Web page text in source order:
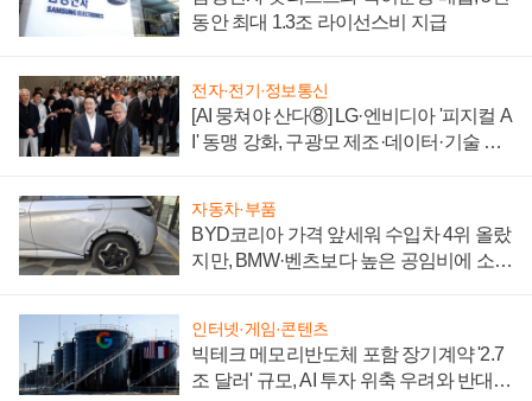
동안 최대 1.3조 라이선스비 지급
전자·전기·정보통신
[AI 뭉쳐야 산다⑧] LG·엔비디아 '피지컬 A
I' 동맹 강화, 구광모 제조·데이터·기술 결
자동차·부품
BYD코리아 가격 앞세워 수입차 4위 올랐
지만, BMW·벤츠보다 높은 공임비에 소비
인터넷·게임·콘텐츠
빅테크 메모리반도체 포함 장기계약 '2.7
조 달러' 규모, AI 투자 위축 우려와 반대